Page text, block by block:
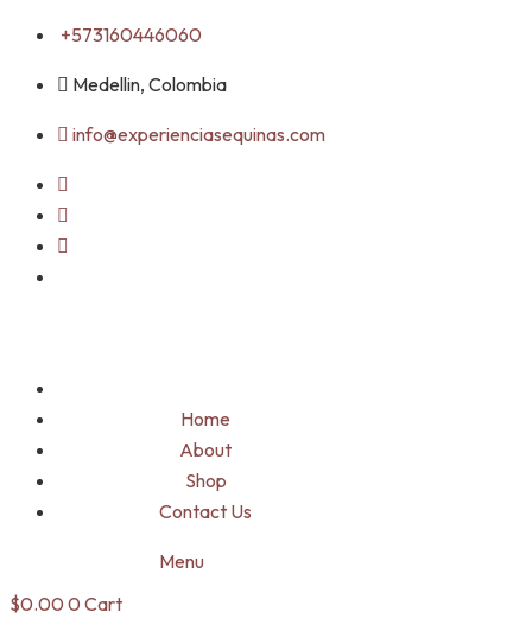
Skip
content
+573160446060
Medellin, Colombia
info@experienciasequinas.com
Home
About
Shop
Contact Us
Menu
$0.00 0 Cart